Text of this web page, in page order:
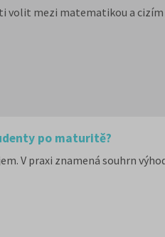
volit mezi matematikou a
po maturitě?
V praxi znamená souhrn